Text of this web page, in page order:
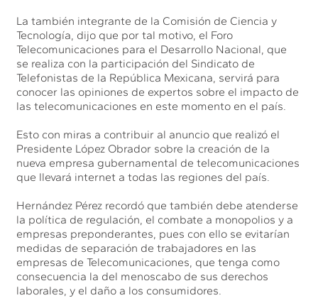
La también integrante de la Comisión de Ciencia y
Tecnología, dijo que por tal motivo, el Foro
Telecomunicaciones para el Desarrollo Nacional, que
se realiza con la participación del Sindicato de
Telefonistas de la República Mexicana, servirá para
conocer las opiniones de expertos sobre el impacto de
las telecomunicaciones en este momento en el país.
Esto con miras a contribuir al anuncio que realizó el
Presidente López Obrador sobre la creación de la
nueva empresa gubernamental de telecomunicaciones
que llevará internet a todas las regiones del país.
Hernández Pérez recordó que también debe atenderse
la política de regulación, el combate a monopolios y a
empresas preponderantes, pues con ello se evitarían
medidas de separación de trabajadores en las
empresas de Telecomunicaciones, que tenga como
consecuencia la del menoscabo de sus derechos
laborales, y el daño a los consumidores.